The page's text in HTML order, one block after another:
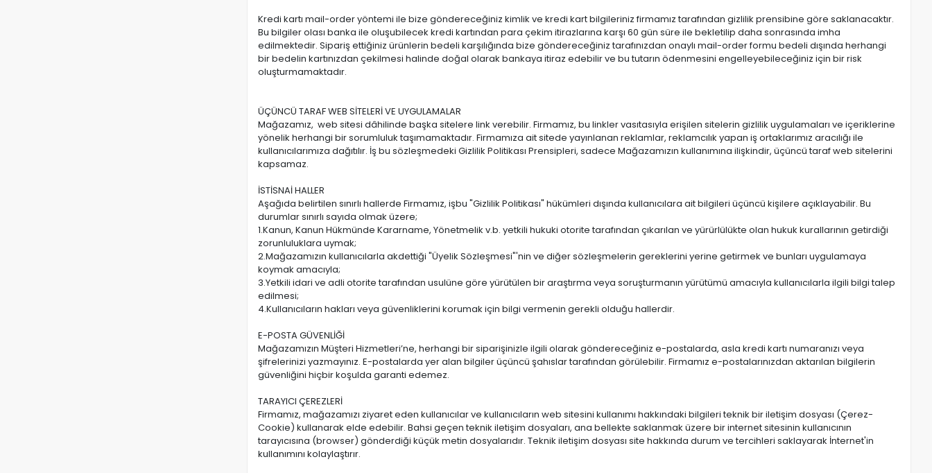
Kredi kartı mail-order yöntemi ile bize göndereceğiniz kimlik ve kredi kart bilgileriniz firmamız tarafından gizlilik prensibine göre saklanacaktır.
Bu bilgiler olası banka ile oluşubilecek kredi kartından para çekim itirazlarına karşı 60 gün süre ile bekletilip daha sonrasında imha
edilmektedir. Sipariş ettiğiniz ürünlerin bedeli karşılığında bize göndereceğiniz tarafınızdan onaylı mail-order formu bedeli dışında herhangi
bir bedelin kartınızdan çekilmesi halinde doğal olarak bankaya itiraz edebilir ve bu tutarın ödenmesini engelleyebileceğiniz için bir risk
oluşturmamaktadır.
ÜÇÜNCÜ TARAF WEB SİTELERİ VE UYGULAMALAR
Mağazamız, web sitesi dâhilinde başka sitelere link verebilir. Firmamız, bu linkler vasıtasıyla erişilen sitelerin gizlilik uygulamaları ve içeriklerine
yönelik herhangi bir sorumluluk taşımamaktadır. Firmamıza ait sitede yayınlanan reklamlar, reklamcılık yapan iş ortaklarımız aracılığı ile
kullanıcılarımıza dağıtılır. İş bu sözleşmedeki Gizlilik Politikası Prensipleri, sadece Mağazamızın kullanımına ilişkindir, üçüncü taraf web sitelerini
kapsamaz.
İSTİSNAİ HALLER
Aşağıda belirtilen sınırlı hallerde Firmamız, işbu "Gizlilik Politikası" hükümleri dışında kullanıcılara ait bilgileri üçüncü kişilere açıklayabilir. Bu
durumlar sınırlı sayıda olmak üzere;
1.Kanun, Kanun Hükmünde Kararname, Yönetmelik v.b. yetkili hukuki otorite tarafından çıkarılan ve yürürlülükte olan hukuk kurallarının getirdiği
zorunluluklara uymak;
2.Mağazamızın kullanıcılarla akdettiği "Üyelik Sözleşmesi"'nin ve diğer sözleşmelerin gereklerini yerine getirmek ve bunları uygulamaya
koymak amacıyla;
3.Yetkili idari ve adli otorite tarafından usulüne göre yürütülen bir araştırma veya soruşturmanın yürütümü amacıyla kullanıcılarla ilgili bilgi talep
edilmesi;
4.Kullanıcıların hakları veya güvenliklerini korumak için bilgi vermenin gerekli olduğu hallerdir.
E-POSTA GÜVENLİĞİ
Mağazamızın Müşteri Hizmetleri’ne, herhangi bir siparişinizle ilgili olarak göndereceğiniz e-postalarda, asla kredi kartı numaranızı veya
şifrelerinizi yazmayınız. E-postalarda yer alan bilgiler üçüncü şahıslar tarafından görülebilir. Firmamız e-postalarınızdan aktarılan bilgilerin
güvenliğini hiçbir koşulda garanti edemez.
TARAYICI ÇEREZLERİ
Firmamız, mağazamızı ziyaret eden kullanıcılar ve kullanıcıların web sitesini kullanımı hakkındaki bilgileri teknik bir iletişim dosyası (Çerez-
Cookie) kullanarak elde edebilir. Bahsi geçen teknik iletişim dosyaları, ana bellekte saklanmak üzere bir internet sitesinin kullanıcının
tarayıcısına (browser) gönderdiği küçük metin dosyalarıdır. Teknik iletişim dosyası site hakkında durum ve tercihleri saklayarak İnternet'in
kullanımını kolaylaştırır.